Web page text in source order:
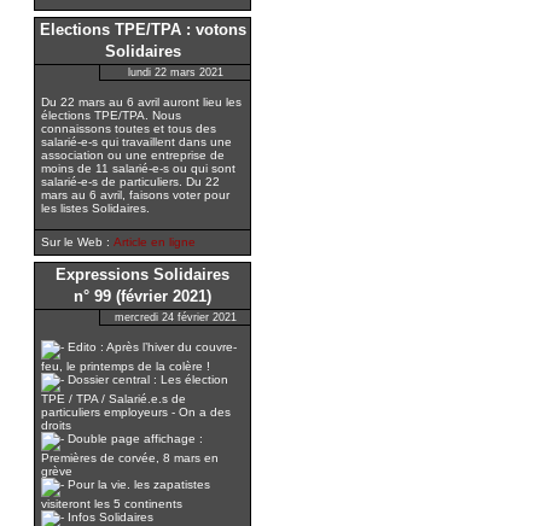
Elections TPE/TPA : votons
Solidaires
lundi 22 mars 2021
Du 22 mars au 6 avril auront lieu les
élections TPE/TPA. Nous
connaissons toutes et tous des
salarié-e-s qui travaillent dans une
association ou une entreprise de
moins de 11 salarié-e-s ou qui sont
salarié-e-s de particuliers. Du 22
mars au 6 avril, faisons voter pour
les listes Solidaires.
Sur le Web : Article en ligne
Expressions Solidaires
n° 99 (février 2021)
mercredi 24 février 2021
Edito : Après l’hiver du couvre-
feu, le printemps de la colère !
Dossier central : Les élection
TPE / TPA / Salarié.e.s de
particuliers employeurs - On a des
droits
Double page affichage :
Premières de corvée, 8 mars en
grève
Pour la vie. les zapatistes
visiteront les 5 continents
Infos Solidaires